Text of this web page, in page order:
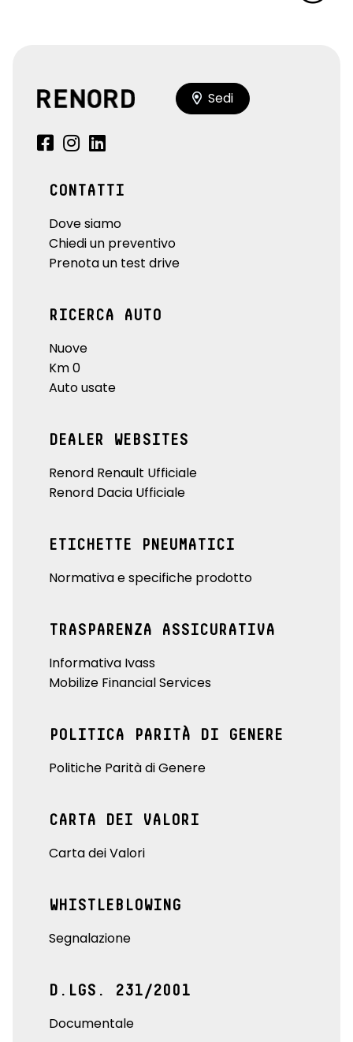
Sedi
CONTATTI
Dove siamo
Chiedi un preventivo
Prenota un test drive
RICERCA AUTO
Nuove
Km 0
Auto usate
DEALER WEBSITES
Renord Renault Ufficiale
Renord Dacia Ufficiale
ETICHETTE PNEUMATICI
Normativa e specifiche prodotto
TRASPARENZA ASSICURATIVA
Informativa Ivass
Mobilize Financial Services
POLITICA PARITÀ DI GENERE
Politiche Parità di Genere
CARTA DEI VALORI
Carta dei Valori
WHISTLEBLOWING
Segnalazione
D.LGS. 231/2001
Documentale